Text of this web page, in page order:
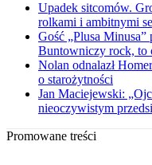
Upadek sitcomów.
rolkami i ambitnymi
Gość „Plusa
Buntowniczy rock, to
Nolan odnalazł
o starożytności
Jan Maciejewski:
nieoczywistym
Promowane treści